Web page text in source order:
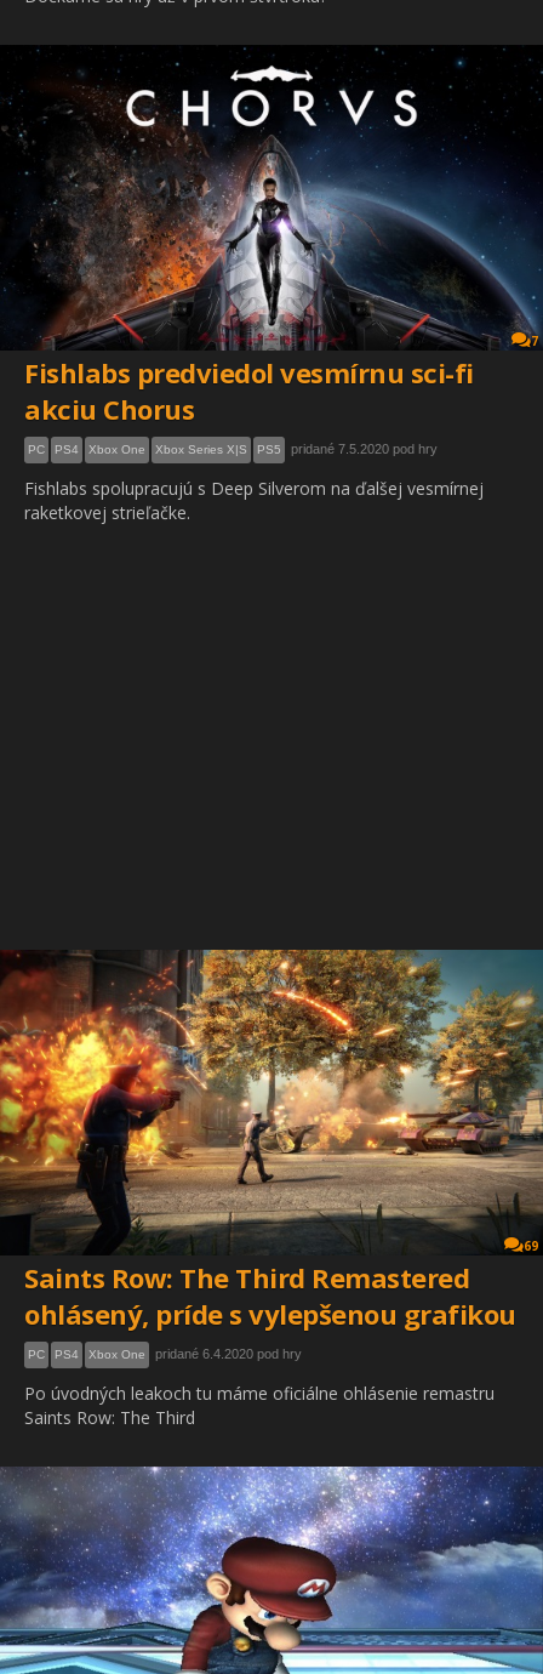
7
Fishlabs predviedol vesmírnu sci-fi
akciu Chorus
PC PS4 Xbox One Xbox Series X|S PS5 pridané 7.5.2020 pod hry
Fishlabs spolupracujú s Deep Silverom na ďalšej vesmírnej
raketkovej strieľačke.
69
Saints Row: The Third Remastered
ohlásený, príde s vylepšenou grafikou
PC PS4 Xbox One pridané 6.4.2020 pod hry
Po úvodných leakoch tu máme oficiálne ohlásenie remastru
Saints Row: The Third